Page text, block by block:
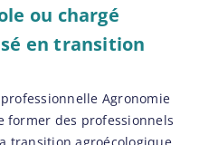
ou chargé
en transition
Agronomie
former des professionnels